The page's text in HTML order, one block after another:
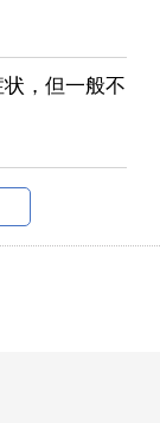
，但一般不